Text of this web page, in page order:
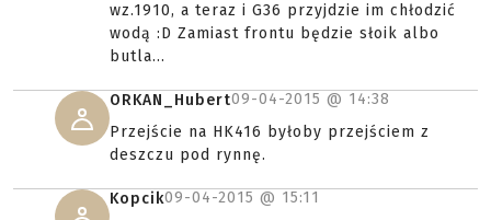
wz.1910, a teraz i G36 przyjdzie im chłodzić
wodą :D Zamiast frontu będzie słoik albo
butla...
ORKAN_Hubert09-04-2015 @ 14:38
Przejście na HK416 byłoby przejściem z
deszczu pod rynnę.
Kopcik09-04-2015 @ 15:11